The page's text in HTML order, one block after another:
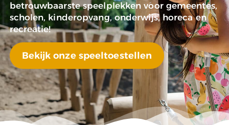
betrouwbaarste speelplekken voor gemeentes,
scholen, kinderopvang, onderwijs, horeca en
recreatie!
Bekijk onze speeltoestellen